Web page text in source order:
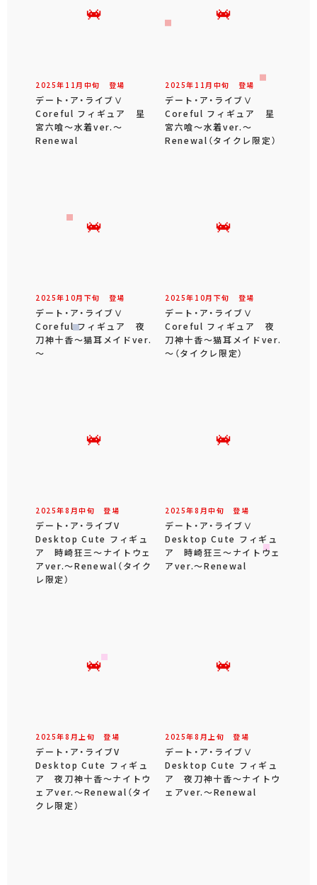
2025年 11 月 中旬 登場
デート・ア・ライブⅤ
Coreful フィギュア 星
宮六喰～水着ver.～
Renewal
2025年 11 月 中旬 登場
デート・ア・ライブⅤ
Coreful フィギュア 星
宮六喰～水着ver.～
Renewal（タイクレ限定）
2025年 10月 下旬 登場
デート・ア・ライブⅤ
Coreful フィギュア 夜
刀神十香～猫耳メイドver.
～
2025年 10月 下旬 登場
デート・ア・ライブⅤ
Coreful フィギュア 夜
刀神十香～猫耳メイドver.
～（タイクレ限定）
2025年8 月中旬 登場
デート・ア・ライブV
Desktop Cute フィギュ
ア 時崎狂三～ナイトウェ
アver.～Renewal（タイク
レ限定）
2025年8 月中旬 登場
デート・ア・ライブⅤ
Desktop Cute フィギュ
ア 時崎狂三～ナイトウェ
アver.～Renewal
2025年8 月 上旬 登場
デート・ア・ライブV
Desktop Cute フィギュ
ア 夜刀神十香～ナイトウ
ェアver.～Renewal（タイ
クレ限定）
2025年8 月 上旬 登場
デート・ア・ライブⅤ
Desktop Cute フィギュ
ア 夜刀神十香～ナイトウ
ェアver.～Renewal